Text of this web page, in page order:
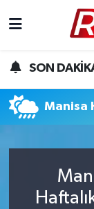
SON
Manisa
Gündem
Yurttan
Teknoloji
Rize
Rize
Tüm